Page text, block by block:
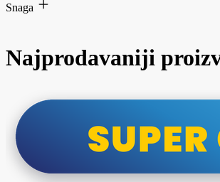
Snaga
Najprodavaniji